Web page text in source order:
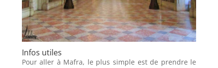
Infos utiles
Pour aller à Mafra, le plus simple est de prendre le